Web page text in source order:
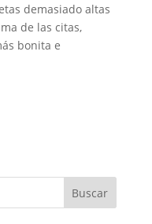
demasiado altas
de las citas,
bonita e